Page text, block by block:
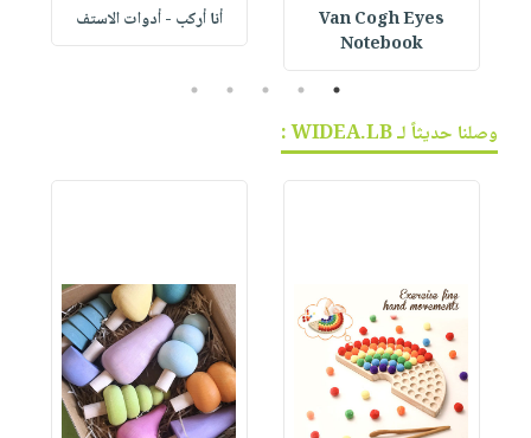
Van Cogh Eyes
Notebook
أنا أركب - أدوات الاستف
1
2
3
4
5
وصلنا حديثاً لـ WIDEA.LB :